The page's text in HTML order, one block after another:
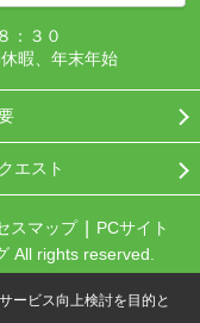
：３０
暇、年末年始
エスト
スマップ
PCサイト
All rights reserved.
ービス向上検討を目的と